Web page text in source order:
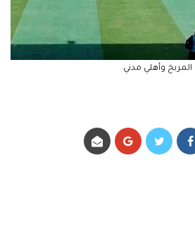
المريخ وأهلي مدني